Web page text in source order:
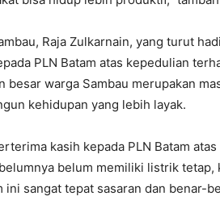
Raja Zulkarnain, yang turut
PLN Batam atas kepedulian
besar warga Sambau merupakan
kehidupan yang lebih layak.
kasih kepada PLN Batam
belum memiliki listrik
ini sangat tepat sasaran dan benar-